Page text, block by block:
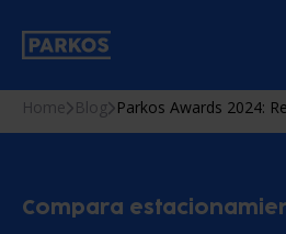
Home Blog Parkos Awards 2024:
Compara